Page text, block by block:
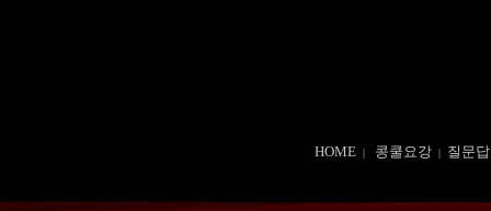
HOME | 콩쿨요강 | 질문